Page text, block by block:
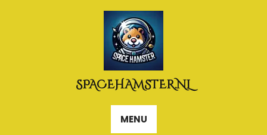
SPACEHAMSTER.NL
MENU